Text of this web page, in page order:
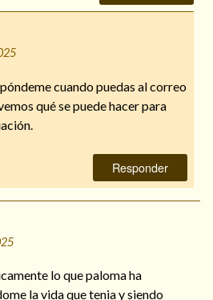
cuando puedas al correo
qué se puede hacer para
Responder
lo que paloma ha
la vida que tenia y siendo